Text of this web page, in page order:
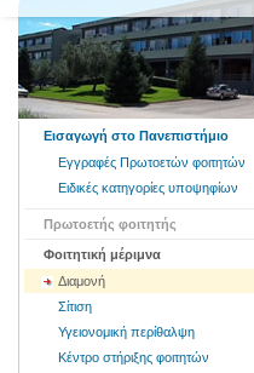
Εισαγωγή στο Πανεπιστήμιο
Εγγραφές Πρωτοετών φοιτητών
Ειδικές κατηγορίες υποψηφίων
Πρωτοετής φοιτητής
Φοιτητική μέριμνα
Διαμονή
Σίτιση
Υγειονομική περίθαλψη
Κέντρο στήριξης φοιτητών